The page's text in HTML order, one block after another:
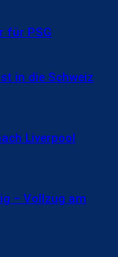
für PSG
in die Schweiz
Liverpool
– Vollzug am